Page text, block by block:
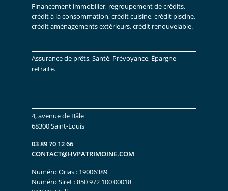
Financement immobilier, regroupement de crédits,
crédit à la consommation, crédit cuisine, crédit piscine,
crédit aménagements extérieurs, crédit renouvelable.
Assurance de prêts, Santé, Prévoyance, Épargne
retraite.
4, avenue de Bâle
68300 Saint-Louis
03 89 70 12 66
CONTACT@HVPATRIMOINE.COM
Numéro Orias : 19006389
Numéro Siret : 850 972 100 00018